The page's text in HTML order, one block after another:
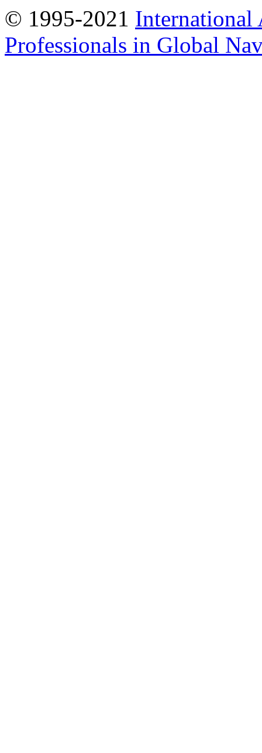
© 1995-2021 International
Professionals in Global